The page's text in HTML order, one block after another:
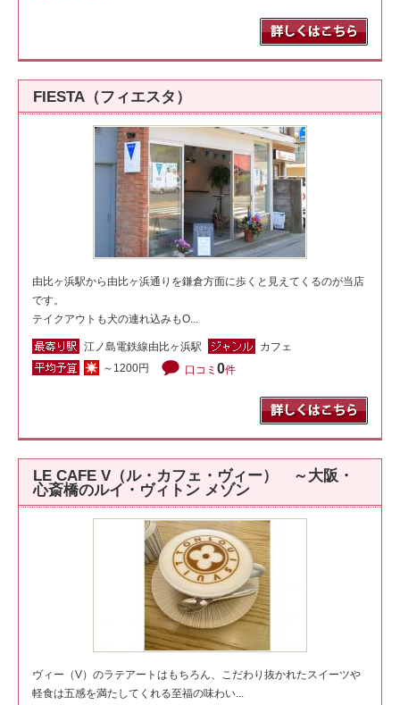
FIESTA（フィエスタ）
由比ヶ浜駅から由比ヶ浜通りを鎌倉方面に歩くと見えてくるのが当店
です。
テイクアウトも犬の連れ込みもO...
江ノ島電鉄線由比ヶ浜駅
カフェ
～1200円
口コミ 0件
LE CAFE V（ル・カフェ・ヴィー） ～大阪・
心斎橋のルイ・ヴィトン メゾン
ヴィー（V）のラテアートはもちろん、こだわり抜かれたスイーツや
軽食は五感を満たしてくれる至福の味わい...